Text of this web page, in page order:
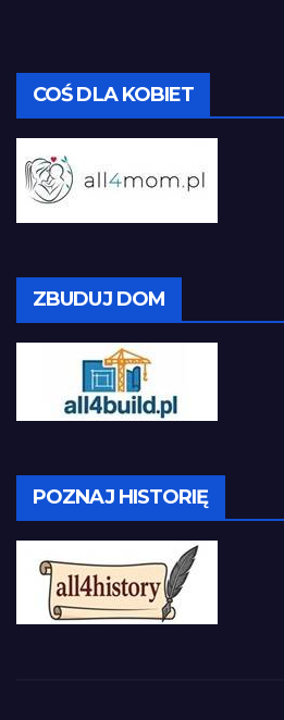
COŚ DLA KOBIET
ZBUDUJ DOM
POZNAJ HISTORIĘ